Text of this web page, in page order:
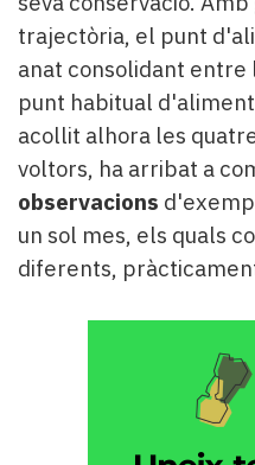
trajectòria, el punt
anat consolidant entre
punt habitual
acollit alhora les
voltors, ha arribat a
observacions
un sol mes, els quals
diferents,